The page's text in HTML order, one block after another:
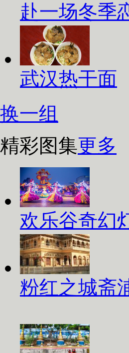
赴一场冬季
武汉热干面
换一组
精彩图集更多
欢乐谷奇幻
粉红之城斋